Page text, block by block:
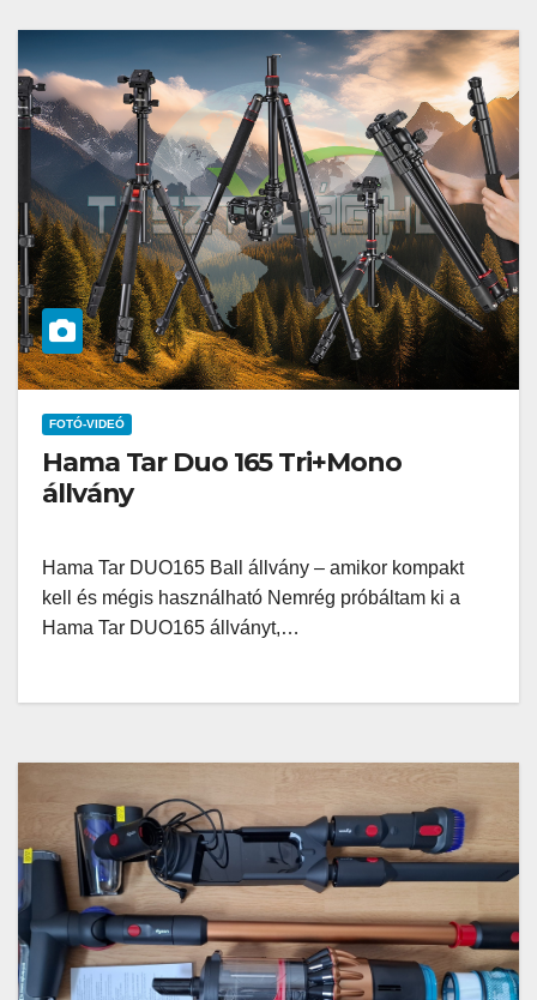
FOTÓ-VIDEÓ
Hama Tar Duo 165 Tri+Mono
állvány
Hama Tar DUO165 Ball állvány – amikor kompakt
kell és mégis használható Nemrég próbáltam ki a
Hama Tar DUO165 állványt,…